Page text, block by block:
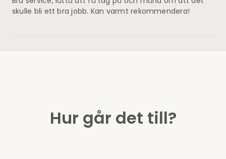
skulle bli ett bra jobb. Kan varmt rekommendera!
Hur går det till?